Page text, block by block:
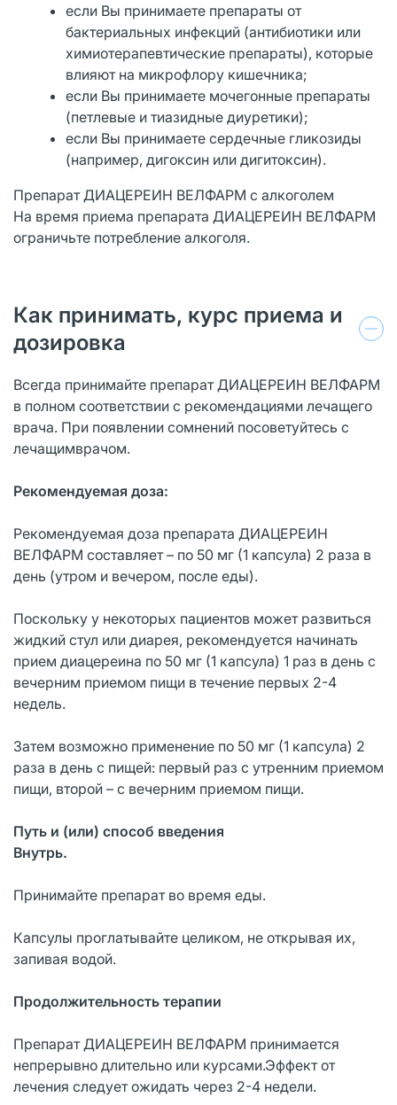
если Вы принимаете препараты от
бактериальных инфекций (антибиотики или
химиотерапевтические препараты), которые
влияют на микрофлору кишечника;
если Вы принимаете мочегонные препараты
(петлевые и тиазидные диуретики);
если Вы принимаете сердечные гликозиды
(например, дигоксин или дигитоксин).
Препарат ДИАЦЕРЕИН ВЕЛФАРМ с алкоголем
На время приема препарата ДИАЦЕРЕИН ВЕЛФАРМ
ограничьте потребление алкоголя.
Как принимать, курс приема и
дозировка
Всегда принимайте препарат ДИАЦЕРЕИН ВЕЛФАРМ
в полном соответствии с рекомендациями лечащего
врача. При появлении сомнений посоветуйтесь с
лечащимврачом.
Рекомендуемая доза:
Рекомендуемая доза препарата ДИАЦЕРЕИН
ВЕЛФАРМ составляет – по 50 мг (1 капсула) 2 раза в
день (утром и вечером, после еды).
Поскольку у некоторых пациентов может развиться
жидкий стул или диарея, рекомендуется начинать
прием диацереина по 50 мг (1 капсула) 1 раз в день с
вечерним приемом пищи в течение первых 2-4
недель.
Затем возможно применение по 50 мг (1 капсула) 2
раза в день с пищей: первый раз с утренним приемом
пищи, второй – с вечерним приемом пищи.
Путь и (или) способ введения
Внутрь.
Принимайте препарат во время еды.
Капсулы проглатывайте целиком, не открывая их,
запивая водой.
Продолжительность терапии
Препарат ДИАЦЕРЕИН ВЕЛФАРМ принимается
непрерывно длительно или курсами.Эффект от
лечения следует ожидать через 2-4 недели.